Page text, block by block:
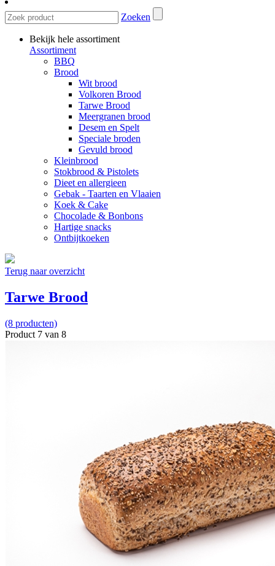
Zoeken
Bekijk hele assortiment
Assortiment
BBQ
Brood
Wit brood
Volkoren Brood
Tarwe Brood
Meergranen brood
Desem en Spelt
Speciale broden
Gevuld brood
Kleinbrood
Stokbrood & Pistolets
Dieet en allergieen
Gebak - Taarten en Vlaaien
Koek & Cake
Chocolade & Bonbons
Hartige snacks
Ontbijtkoeken
Terug naar overzicht
Tarwe Brood
(8 producten)
Product 7 van 8